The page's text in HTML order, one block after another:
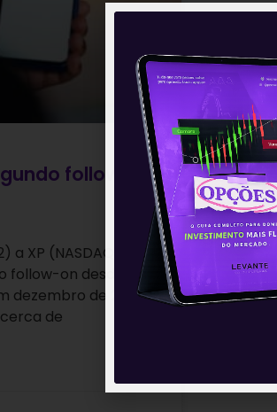
follow-
XP (NASDAQ:XP)
follow-on desde sua
dezembro de 2019.
de